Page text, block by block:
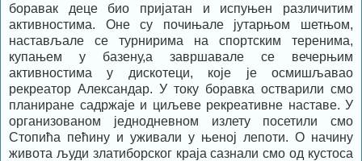
боравак деце био пријатан и испуњен различитим
активностима. Оне су почињале јутарњом шетњом,
настављале се турнирима на спортским теренима,
купањем у базену,а завршавале се вечерњим
активностима у дискотеци, које је осмишљавао
рекреатор Александар. У току боравка остварили смо
планиране садржаје и циљеве рекреативне наставе. У
организованом једнодневном излету посетили смо
Стопића пећину и уживали у њеној лепоти. О начину
живота људи златиборског краја сазнали смо од кустоса